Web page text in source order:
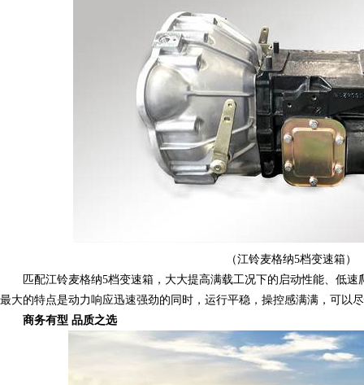
（江铃麦格纳5档变速箱）
匹配江铃麦格纳5档变速箱，大大提高满载工况下的启动性能、低
最大的特点是动力响应迅速强劲的同时，运行平稳，操控感满满，可以
商务有型 品质之选